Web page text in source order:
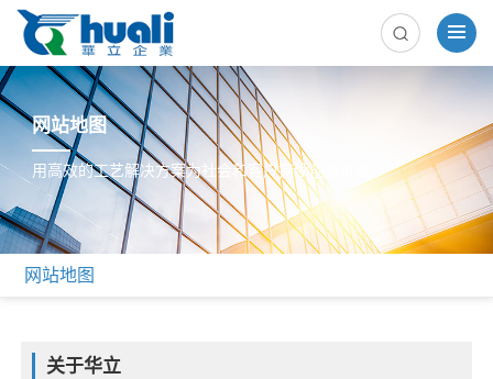
网站地图
用高效的工艺解决方案为社会和客户持续创造价值
网站地图
关于华立